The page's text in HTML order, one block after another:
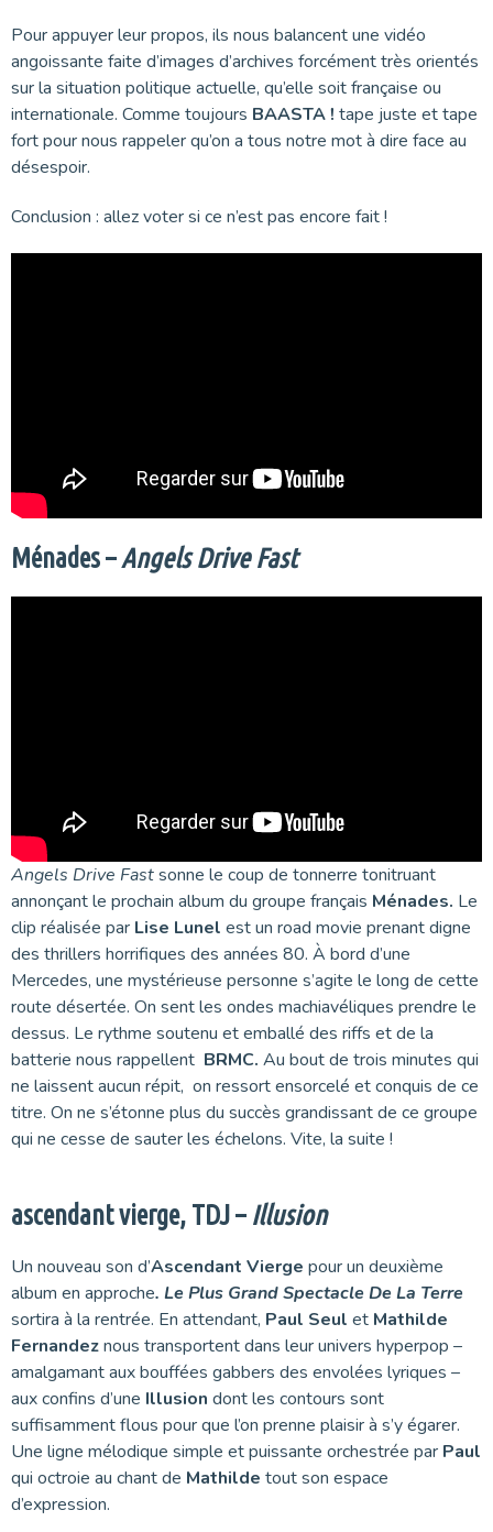
Pour appuyer leur propos, ils nous balancent une vidéo
angoissante faite d’images d’archives forcément très orientés
sur la situation politique actuelle, qu’elle soit française ou
internationale. Comme toujours BAASTA ! tape juste et tape
fort pour nous rappeler qu’on a tous notre mot à dire face au
désespoir.
Conclusion : allez voter si ce n’est pas encore fait !
Ménades –Angels Drive Fast
Angels Drive Fastsonne le coup de tonnerre tonitruant
annonçant le prochain album du groupe français Ménades. Le
clip réalisée par Lise Lunel est un road movie prenant digne
des thrillers horrifiques des années 80. À bord d’une
Mercedes, une mystérieuse personne s’agite le long de cette
route désertée. On sent les ondes machiavéliques prendre le
dessus. Le rythme soutenu et emballé des riffs et de la
batterie nous rappellent BRMC. Au bout de trois minutes qui
ne laissent aucun répit, on ressort ensorcelé et conquis de ce
titre. On ne s’étonne plus du succès grandissant de ce groupe
qui ne cesse de sauter les échelons. Vite, la suite !
ascendant vierge, TDJ – Illusion
Un nouveau son d’Ascendant Vierge pour un deuxième
album en approche. Le Plus Grand Spectacle De La Terre
sortira à la rentrée. En attendant, Paul Seul et Mathilde
Fernandeznous transportent dans leur univers hyperpop –
amalgamant aux bouffées gabbers des envolées lyriques –
aux confins d’une Illusion dont les contours sont
suffisamment flous pour que l’on prenne plaisir à s’y égarer.
Une ligne mélodique simple et puissante orchestrée par Paul
qui octroie au chant de Mathilde tout son espace
d’expression.